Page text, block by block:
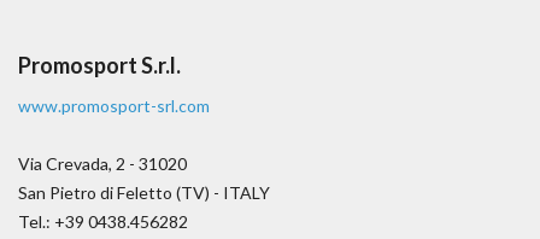
Promosport S.r.l.
www.promosport-srl.com
Via Crevada, 2 - 31020
San Pietro di Feletto (TV) - ITALY
Tel.: +39 0438.456282